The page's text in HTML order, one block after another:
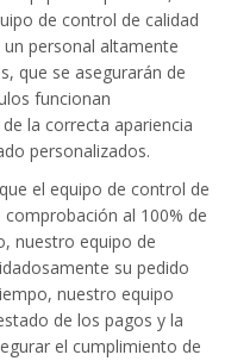
de control de calidad
personal altamente
que se asegurarán de
funcionan
la correcta apariencia
personalizados.
el equipo de control de
al 100% de
nuestro equipo de
su pedido
nuestro equipo
de los pagos y la
el cumplimiento de